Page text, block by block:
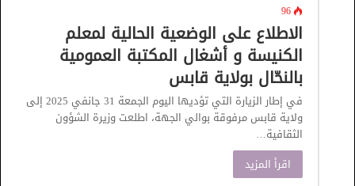
96
الاطلاع على الوضعية الحالية لمعلم
الكنيسة و أشغال المكتبة العمومية
بالنحّال بولاية قابس
في إطار الزيارة التي تؤديها اليوم الجمعة 31 جانفي 2025 إلى
ولاية قابس مرفوقة بوالي الجهة، اطلعت وزيرة الشؤون
الثقافية…
اقرأ المزيد